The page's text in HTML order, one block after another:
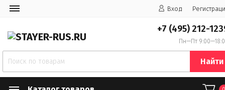
Вход
+7 (495) 212-
Пн—Пт
Найти